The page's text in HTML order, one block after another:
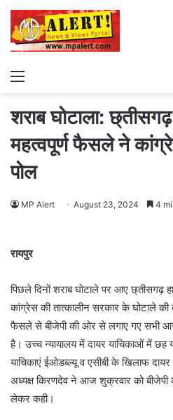
Menu
शराब घोटाला:
महत्वपूर्ण फैसले ने
पोल
MP Alert August 23, 2024 4
रायपुर
पिछले दिनों शराब घोटाले पर आए छ्तीसगढ़
कांग्रेस की तात्कालीन सरकार के घोटाले
फैसले से बीजेपी की ओर से लगाए गए सभी
है। उच्च न्यायालय में दायर याचिकाओं में छह
याचिकाएं ईओडब्ल्यू व एसीबी के खिलाफ
अध्यक्ष किरणदेव ने आज शुक्रवार को बीजेपी
लेकर कही।